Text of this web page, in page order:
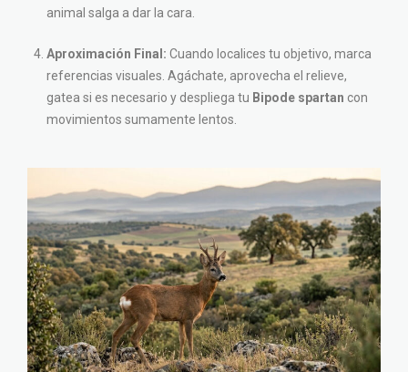
animal salga a dar la cara.
Aproximación Final: Cuando localices tu objetivo, marca
referencias visuales. Agáchate, aprovecha el relieve,
gatea si es necesario y despliega tu Bipode spartan con
movimientos sumamente lentos.